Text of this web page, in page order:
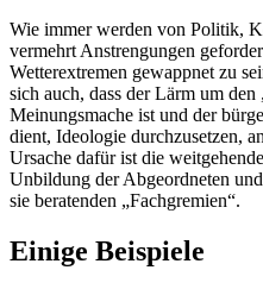
Wie immer werden von Politik,
vermehrt Anstrengungen
Wetterextremen gewappnet zu
sich auch, dass der Lärm um
Meinungsmache ist und der
dient, Ideologie durchzusetzen,
Ursache dafür ist die
Unbildung der Abgeordneten
sie beratenden „Fachgremien“.
Einige Beispiele